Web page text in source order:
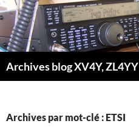
Aller
au
contenu
Archives blog XV4Y, ZL4YY
Archives par mot-clé : ETSI